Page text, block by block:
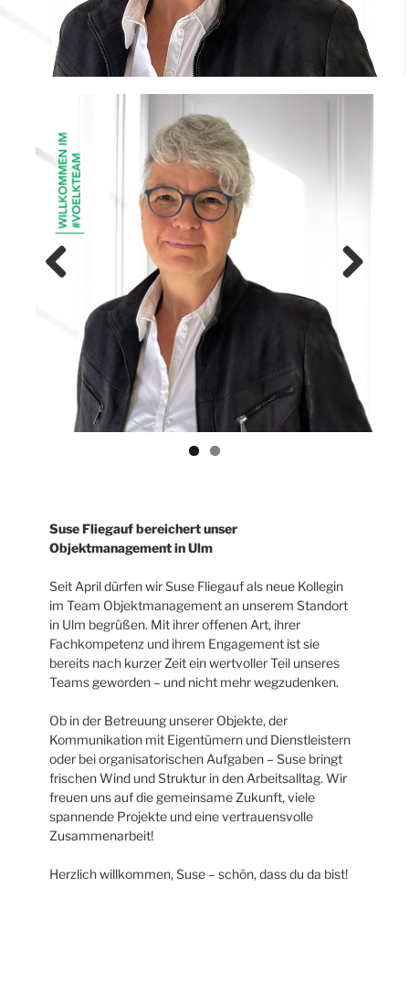
Suse Fliegauf bereichert unser
Objektmanagement in Ulm
Seit April dürfen wir Suse Fliegauf als neue Kollegin
im Team Objektmanagement an unserem Standort
in Ulm begrüßen. Mit ihrer offenen Art, ihrer
Fachkompetenz und ihrem Engagement ist sie
bereits nach kurzer Zeit ein wertvoller Teil unseres
Teams geworden – und nicht mehr wegzudenken.
Ob in der Betreuung unserer Objekte, der
Kommunikation mit Eigentümern und Dienstleistern
oder bei organisatorischen Aufgaben – Suse bringt
frischen Wind und Struktur in den Arbeitsalltag. Wir
freuen uns auf die gemeinsame Zukunft, viele
spannende Projekte und eine vertrauensvolle
Zusammenarbeit!
Herzlich willkommen, Suse – schön, dass du da bist!